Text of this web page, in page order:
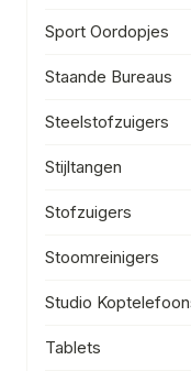
Sport Oordopjes
Staande Bureaus
Steelstofzuigers
Stijltangen
Stofzuigers
Stoomreinigers
Studio
Tablets